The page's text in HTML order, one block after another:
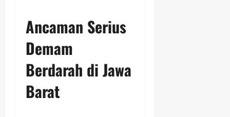
Ancaman Serius
Demam
Berdarah di Jawa
Barat